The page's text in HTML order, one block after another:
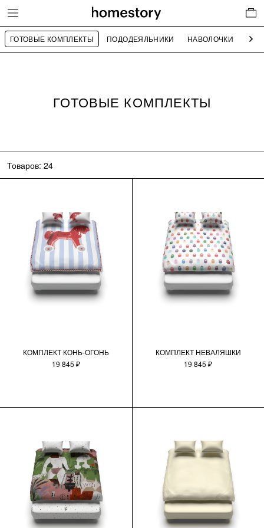
ГОТОВЫЕ КОМПЛЕКТЫ ПОДОДЕЯЛЬНИКИ НАВОЛОЧКИ
ГОТОВЫЕ КОМПЛЕКТЫ
Товаров: 24
КОМПЛЕКТ КОНЬ-ОГОНЬ
19 845 ₽
КОМПЛЕКТ НЕВАЛЯШКИ
19 845 ₽